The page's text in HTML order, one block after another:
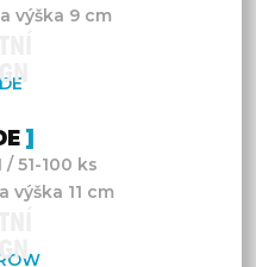
výška 9 cm
/ 51-100 ks
výška 11 cm